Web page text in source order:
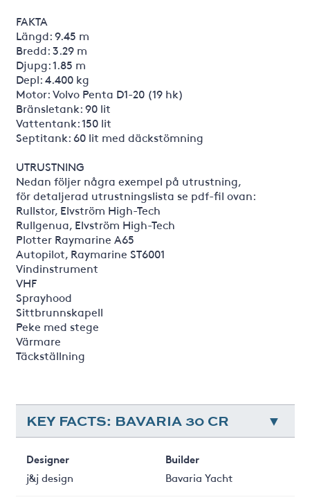
FAKTA
Längd: 9.45 m
Bredd: 3.29 m
Djupg: 1.85 m
Depl: 4.400 kg
Motor: Volvo Penta D1-20 (19 hk)
Bränsletank: 90 lit
Vattentank: 150 lit
Septitank: 60 lit med däckstömning
UTRUSTNING
Nedan följer några exempel på utrustning,
för detaljerad utrustningslista se pdf-fil ovan:
Rullstor, Elvström High-Tech
Rullgenua, Elvström High-Tech
Plotter Raymarine A65
Autopilot, Raymarine ST6001
Vindinstrument
VHF
Sprayhood
Sittbrunnskapell
Peke med stege
Värmare
Täckställning
KEY FACTS: BAVARIA 30 CR
Designer
j&j design
Builder
Bavaria Yacht